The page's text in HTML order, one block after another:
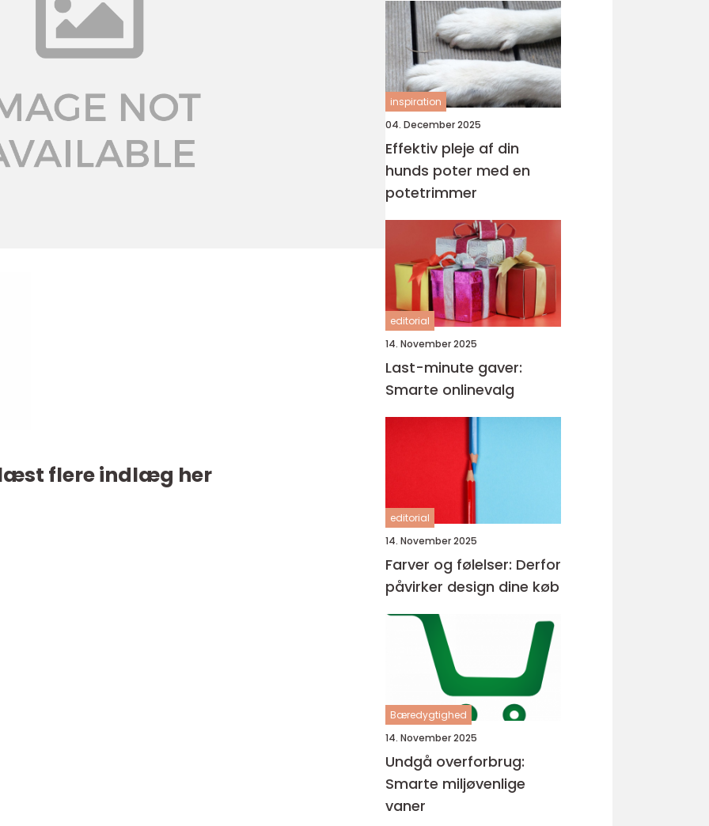
flere indlæg her
inspiration
04. December 2025
Effektiv pleje af din
hunds poter med en
potetrimmer
editorial
14. November 2025
Last-minute gaver:
Smarte onlinevalg
editorial
14. November 2025
Farver og følelser: Derfor
påvirker design dine køb
Bæredygtighed
14. November 2025
Undgå overforbrug:
Smarte miljøvenlige
vaner